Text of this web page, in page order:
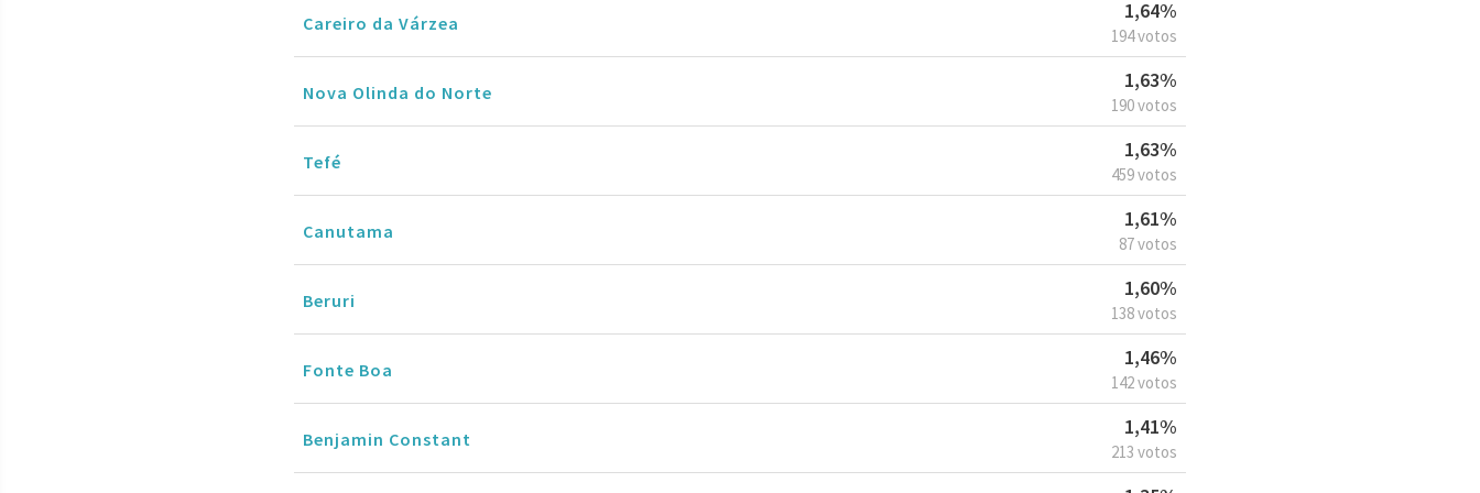
Careiro da Várzea
1,64%
194 votos
Nova Olinda do Norte
1,63%
190 votos
Tefé
1,63%
459 votos
Canutama
1,61%
87 votos
Beruri
1,60%
138 votos
Fonte Boa
1,46%
142 votos
Benjamin Constant
1,41%
213 votos